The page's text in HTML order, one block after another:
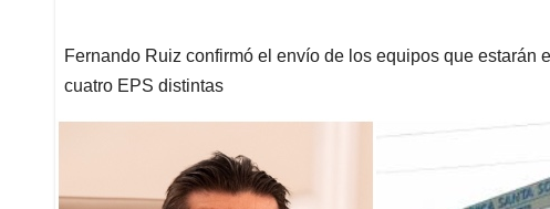
Fernando Ruiz confirmó el envío de los equipos que
cuatro EPS distintas